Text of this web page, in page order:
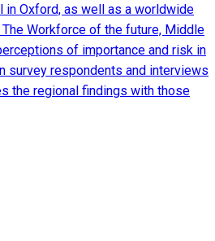
in Oxford, as well as a worldwide
Workforce of the future, Middle
of importance and risk in
survey respondents and interviews
the regional findings with those